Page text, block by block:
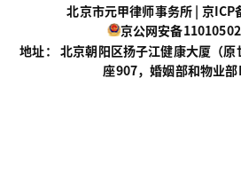
北京市元甲律师事务所 | 京ICP
京公网安备
地址： 北京朝阳区扬子江健康大厦（
座907，婚姻部和物业部